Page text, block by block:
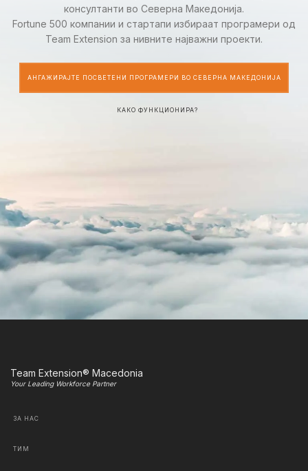
консултанти во Северна Македонија.
Fortune 500 компании и стартапи избираат програмери од
Team Extension за нивните најважни проекти.
АНГАЖИРАЈТЕ ПОСВЕТЕНИ ПРОГРАМЕРИ ВО СЕВЕРНА МАКЕДОНИЈА
КАКО ФУНКЦИОНИРА?
Team Extension® Macedonia
Your Leading Workforce Partner
ЗА НАС
ТИМ